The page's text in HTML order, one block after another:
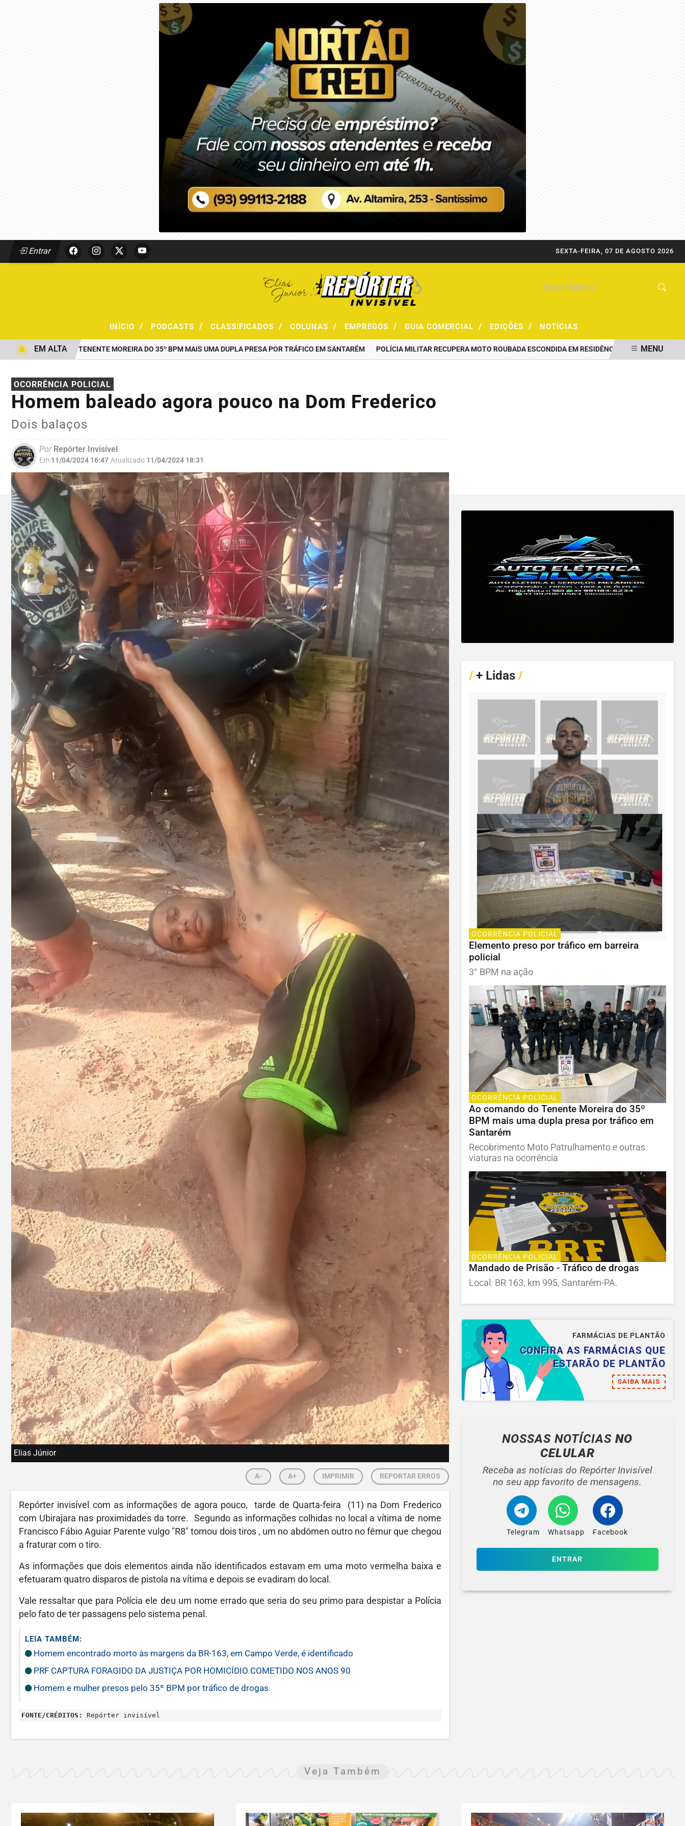
Entrar SEXTA-FEIRA, 07 DE AGOSTO 2026
INÍCIO / PODCASTS / CLASSIFICADOS / COLUNAS / EMPREGOS / GUIA COMERCIAL / EDIÇÕES / NOTÍCIAS
COMANDO DO TENENTE MOREIRA DO 35º BPM MAIS UMA DUPLA PRESA POR TRÁFICO EM SANTARÉM POLÍCIA MILITAR RECUPERA MOTO ROUBADA ESCONDIDA EM RESIDÊNCIA PRF CAPTURA
EM ALTA MENU
OCORRÊNCIA POLICIAL
Homem baleado agora pouco na Dom Frederico
Dois balaços
PorRepórter Invisível
Em 11/04/2024 16:47 Atualizado 11/04/2024 18:31
Elias Júnior
A- A+ IMPRIMIR REPORTAR ERROS
Repórter invisível com as informações de agora pouco, tarde de Quarta-feira (11) na Dom Frederico
com Ubirajara nas proximidades da torre. Segundo as informações colhidas no local a vítima de nome
Francisco Fábio Aguiar Parente vulgo "R8" tomou dois tiros , um no abdômen outro no fêmur que chegou
a fraturar com o tiro.
As informações que dois elementos ainda não identificados estavam em uma moto vermelha baixa e
efetuaram quatro disparos de pistola na vítima e depois se evadiram do local.
Vale ressaltar que para Polícia ele deu um nome errado que seria do seu primo para despistar a Polícia
pelo fato de ter passagens pelo sistema penal.
LEIA TAMBÉM:
Homem encontrado morto às margens da BR-163, em Campo Verde, é identificado
PRF CAPTURA FORAGIDO DA JUSTIÇA POR HOMICÍDIO COMETIDO NOS ANOS 90
Homem e mulher presos pelo 35º BPM por tráfico de drogas
FONTE/CRÉDITOS: Repórter invisível
/+ Lidas /
OCORRÊNCIA POLICIAL
Elemento preso por tráfico em barreira
policial
3° BPM na ação
OCORRÊNCIA POLICIAL
Ao comando do Tenente Moreira do 35º
BPM mais uma dupla presa por tráfico em
Santarém
Recobrimento Moto Patrulhamento e outras
viaturas na ocorrência
OCORRÊNCIA POLICIAL
Mandado de Prisão - Tráfico de drogas
Local: BR 163, km 995, Santarém-PA.
FARMÁCIAS DE PLANTÃO
CONFIRA AS FARMÁCIAS QUE
ESTARÃO DE PLANTÃO
SAIBA MAIS
NOSSAS NOTÍCIASNO
CELULAR
Receba as notícias do Repórter Invisível
no seu app favorito de mensagens.
Telegram Whatsapp Facebook
ENTRAR
Veja Também